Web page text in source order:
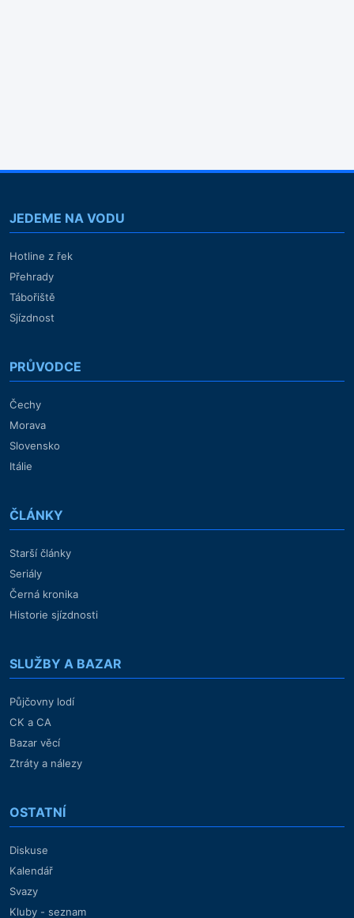
JEDEME NA VODU
Hotline z řek
Přehrady
Tábořiště
Sjízdnost
PRŮVODCE
Čechy
Morava
Slovensko
Itálie
ČLÁNKY
Starší články
Seriály
Černá kronika
Historie sjízdnosti
SLUŽBY A BAZAR
Půjčovny lodí
CK a CA
Bazar věcí
Ztráty a nálezy
OSTATNÍ
Diskuse
Kalendář
Svazy
Kluby - seznam